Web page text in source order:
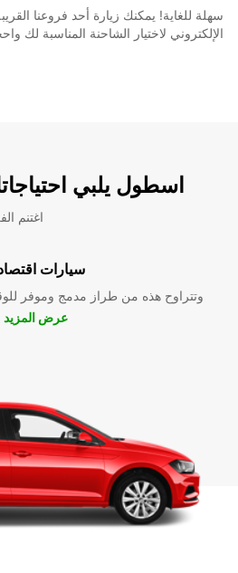
سهلة للغاية! يمكنك زيارة أحد فروعنا
الإلكتروني لاختيار الشاحنة المناسبة لك
اسطول يلبي
اغتنم
سيارات
وتتراوح هذه من طراز مدمج وموفر
عرض المزيد